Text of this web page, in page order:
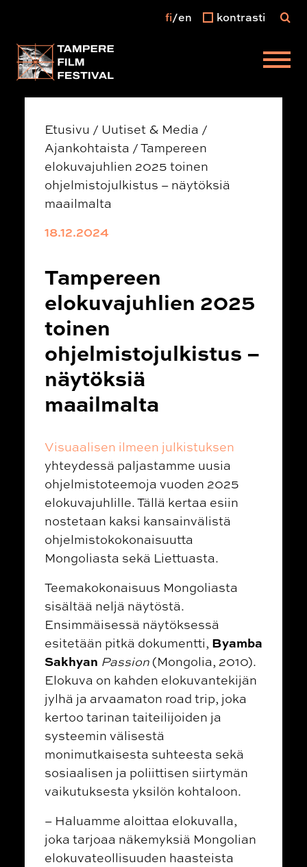
Päävalikko
fi en kontrasti
Etusivu / Uutiset & Media /
Ajankohtaista /Tampereen
elokuvajuhlien 2025 toinen
ohjelmistojulkistus – näytöksiä
maailmalta
18.12.2024
Tampereen
elokuvajuhlien 2025
toinen
ohjelmistojulkistus –
näytöksiä
maailmalta
Visuaalisen ilmeen julkistuksen
yhteydessä paljastamme uusia
ohjelmistoteemoja vuoden 2025
elokuvajuhlille. Tällä kertaa esiin
nostetaan kaksi kansainvälistä
ohjelmistokokonaisuutta
Mongoliasta sekä Liettuasta.
Teemakokonaisuus Mongoliasta
sisältää neljä näytöstä.
Ensimmäisessä näytöksessä
esitetään pitkä dokumentti, Byamba
Sakhyan Passion(Mongolia, 2010).
Elokuva on kahden elokuvantekijän
jylhä ja arvaamaton road trip, joka
kertoo tarinan taiteilijoiden ja
systeemin välisestä
monimutkaisesta suhteesta sekä
sosiaalisen ja poliittisen siirtymän
vaikutuksesta yksilön kohtaloon.
– Haluamme aloittaa elokuvalla,
joka tarjoaa näkemyksiä Mongolian
elokuvateollisuuden haasteista